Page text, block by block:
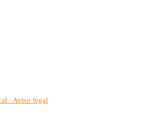
Aviso legal